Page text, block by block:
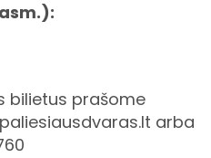
bilietus prašome
arba